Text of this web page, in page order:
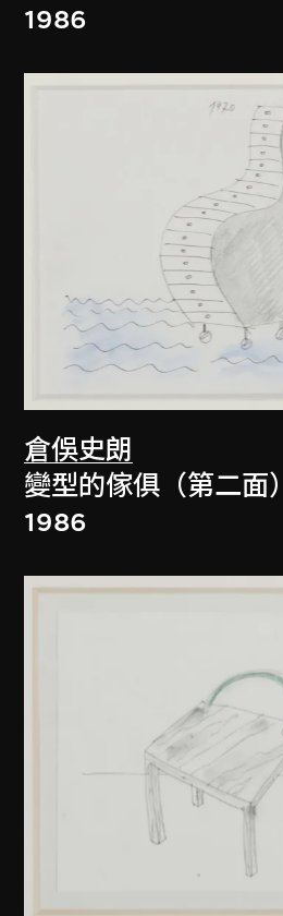
1986
倉俁史朗
變型的傢俱（第二面）
1986